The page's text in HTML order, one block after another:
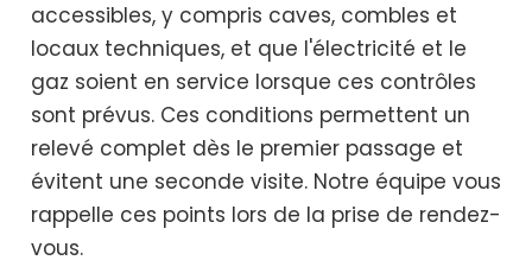
accessibles, y compris caves, combles et
locaux techniques, et que l'électricité et le
gaz soient en service lorsque ces contrôles
sont prévus. Ces conditions permettent un
relevé complet dès le premier passage et
évitent une seconde visite. Notre équipe vous
rappelle ces points lors de la prise de rendez-
vous.